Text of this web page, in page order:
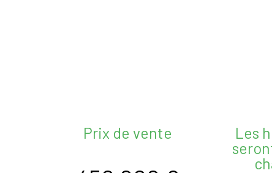
Prix de vente
Les